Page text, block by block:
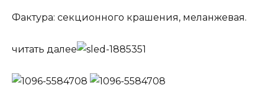
Фактура: секционного крашения, меланжевая.
читать далее